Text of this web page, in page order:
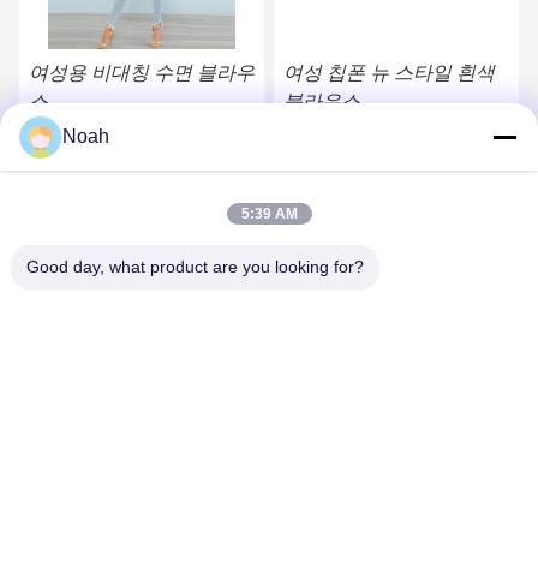
여성용 비대칭 수면 블라우
스
가장 좋은 가격 을 구하라
여성 칩폰 뉴 스타일 흰색
블라우스
Noah
5:39 AM
Good day, what product are you looking for?